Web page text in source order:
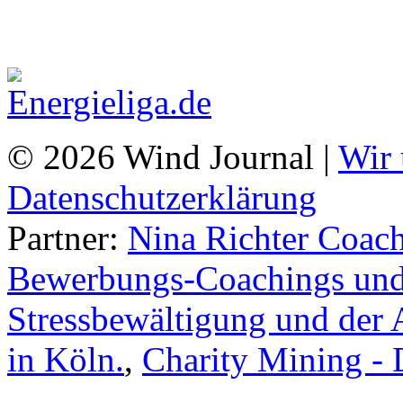
© 2026 Wind Journal | Wir
Datenschutzerklärung
Partner: Nina Richter
Bewerbungs-Coachings
Stressbewältigung und
in Köln., Charity Mining -